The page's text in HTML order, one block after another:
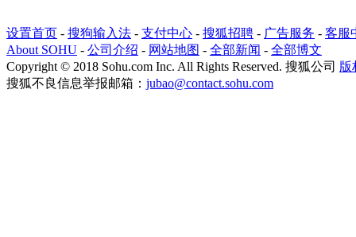
设置首页 - 搜狗输入法 - 支付中心 - 搜狐招聘 - 广告服务 - 客服
About SOHU - 公司介绍 - 网站地图 - 全部新闻 - 全部博文
Copyright © 2018 Sohu.com Inc. All Rights Reserved. 搜狐公司 版
搜狐不良信息举报邮箱： jubao@contact.sohu.com